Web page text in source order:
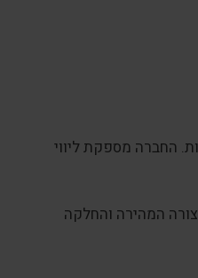
החברה מספקת ליווי
המהירה והחלקה